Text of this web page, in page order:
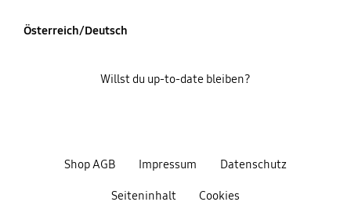
Österreich/Deutsch
Shop AGB Impressum Datenschutz
Seiteninhalt Cookies
Willst du up-to-date bleiben?